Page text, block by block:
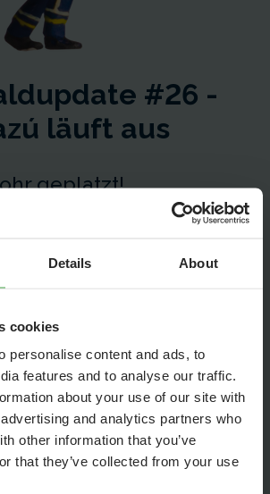
Details About
cookies
personalise content and ads, to
features and to analyse our traffic.
about your use of our site with
and analytics partners who
other information that you’ve
that they’ve collected from your use
#26 -
läuft aus
geplatzt!
trocken und läuft perfekt, aber der